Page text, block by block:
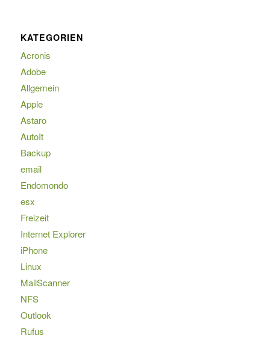
KATEGORIEN
Acronis
Adobe
Allgemein
Apple
Astaro
AutoIt
Backup
email
Endomondo
esx
Freizeit
Internet Explorer
iPhone
Linux
MailScanner
NFS
Outlook
Rufus